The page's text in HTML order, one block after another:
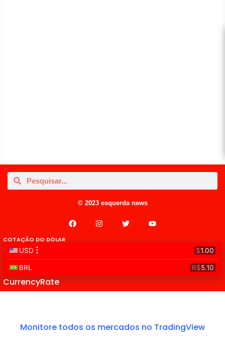
© 2023 esquerda news
COTAÇÃO DO DÓLAR
CurrencyRate
Monitore todos os mercados no TradingView